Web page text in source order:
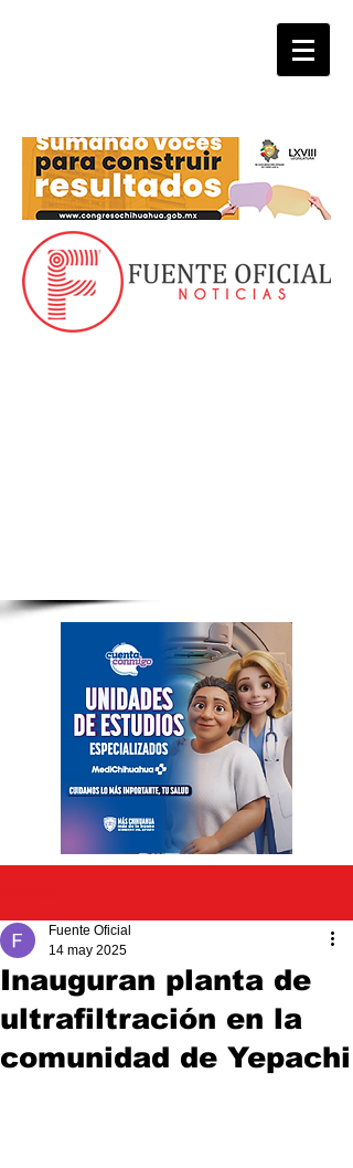
Inauguran planta de
ultrafiltración en la
comunidad de Yepachi
Fuente Oficial
14 may 2025